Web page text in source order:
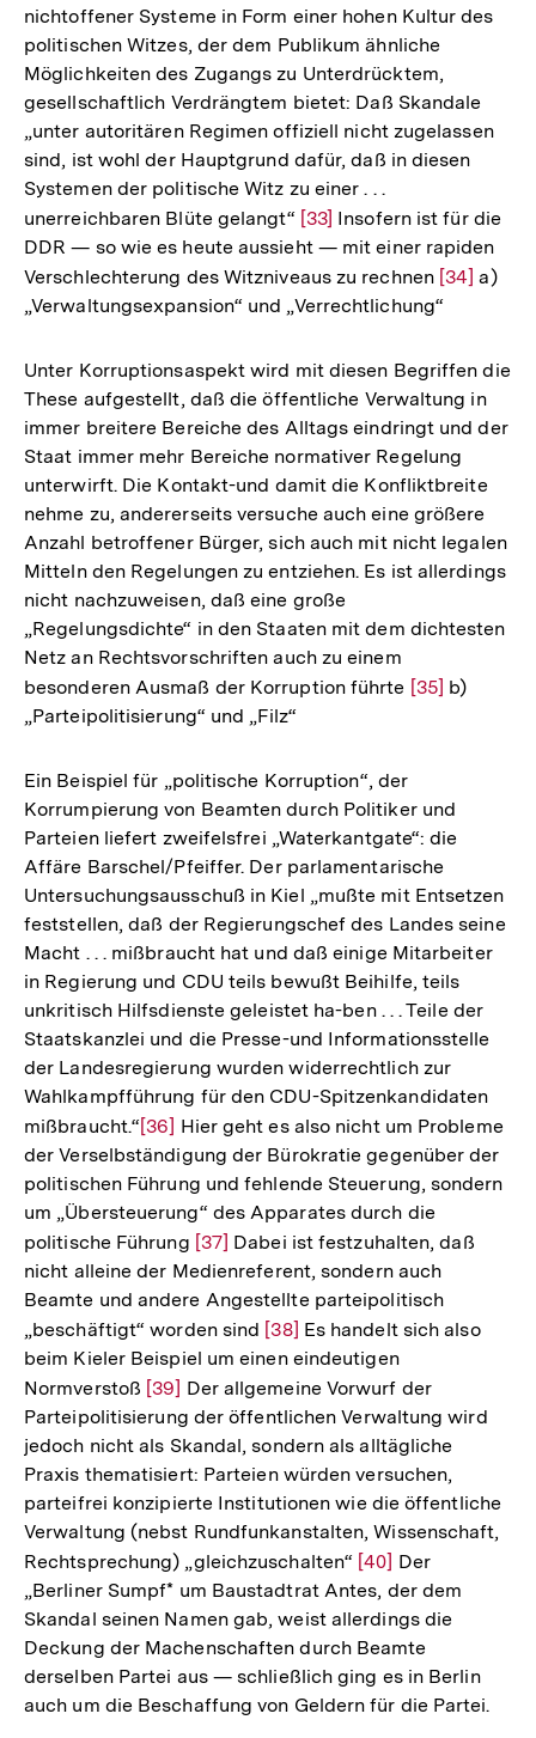
nichtoffener Systeme in Form einer hohen Kultur des
politischen Witzes, der dem Publikum ähnliche
Möglichkeiten des Zugangs zu Unterdrücktem,
gesellschaftlich Verdrängtem bietet: Daß Skandale
„unter autoritären Regimen offiziell nicht zugelassen
sind, ist wohl der Hauptgrund dafür, daß in diesen
Systemen der politische Witz zu einer . . .
unerreichbaren Blüte gelangt“ Zur
Auflösung
der
Fußnote
[33] Insofern ist für die
DDR — so wie es heute aussieht — mit einer rapiden
Verschlechterung des Witzniveaus zu rechnen Zur
Auflösung
Fußnote
[34] a)
„Verwaltungsexpansion“ und „Verrechtlichung“
Unter Korruptionsaspekt wird mit diesen Begriffen die
These aufgestellt, daß die öffentliche Verwaltung in
immer breitere Bereiche des Alltags eindringt und der
Staat immer mehr Bereiche normativer Regelung
unterwirft. Die Kontakt-und damit die Konfliktbreite
nehme zu, andererseits versuche auch eine größere
Anzahl betroffener Bürger, sich auch mit nicht legalen
Mitteln den Regelungen zu entziehen. Es ist allerdings
nicht nachzuweisen, daß eine große
„Regelungsdichte“ in den Staaten mit dem dichtesten
Netz an Rechtsvorschriften auch zu einem
besonderen Ausmaß der Korruption führte Zur
[35] b)
„Parteipolitisierung“ und „Filz“
Ein Beispiel für „politische Korruption“, der
Korrumpierung von Beamten durch Politiker und
Parteien liefert zweifelsfrei „Waterkantgate“: die
Affäre Barschel/Pfeiffer. Der parlamentarische
Untersuchungsausschuß in Kiel „mußte mit Entsetzen
feststellen, daß der Regierungschef des Landes seine
Macht . . . mißbraucht hat und daß einige Mitarbeiter
in Regierung und CDU teils bewußt Beihilfe, teils
unkritisch Hilfsdienste geleistet ha-ben . . . Teile der
Staatskanzlei und die Presse-und Informationsstelle
der Landesregierung wurden widerrechtlich zur
Wahlkampfführung für den CDU-Spitzenkandidaten
mißbraucht.“Zur
Auflösung
der
Fußnote
[36] Hier geht es also nicht um Probleme
der Verselbständigung der Bürokratie gegenüber der
politischen Führung und fehlende Steuerung, sondern
um „Übersteuerung“ des Apparates durch die
politische Führung Zur
Auflösung
der
Fußnote
[37] Dabei ist festzuhalten, daß
nicht alleine der Medienreferent, sondern auch
Beamte und andere Angestellte parteipolitisch
„beschäftigt“ worden sind Zur
Auflösung
der
Fußnote
[38] Es handelt sich also
beim Kieler Beispiel um einen eindeutigen
Normverstoß Zur
Auflösung
der
Fußnote
[39] Der allgemeine Vorwurf der
Parteipolitisierung der öffentlichen Verwaltung wird
jedoch nicht als Skandal, sondern als alltägliche
Praxis thematisiert: Parteien würden versuchen,
parteifrei konzipierte Institutionen wie die öffentliche
Verwaltung (nebst Rundfunkanstalten, Wissenschaft,
Rechtsprechung) „gleichzuschalten“ Zur
Auflösung
der
Fußnote
[40] Der
„Berliner Sumpf* um Baustadtrat Antes, der dem
Skandal seinen Namen gab, weist allerdings die
Deckung der Machenschaften durch Beamte
derselben Partei aus — schließlich ging es in Berlin
auch um die Beschaffung von Geldern für die Partei.